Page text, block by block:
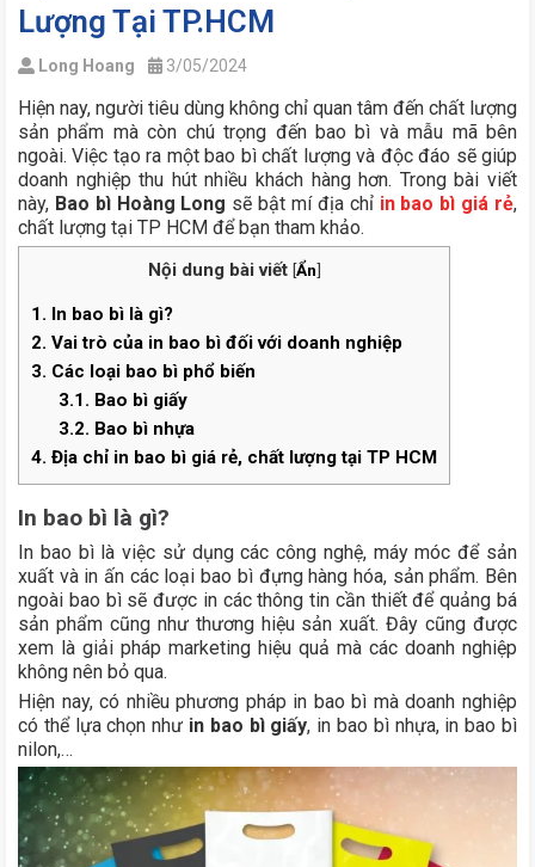
Lượng Tại TP.HCM
Long Hoang 3/05/2024
Hiện nay, người tiêu dùng không chỉ quan tâm đến chất lượng
sản phẩm mà còn chú trọng đến bao bì và mẫu mã bên
ngoài. Việc tạo ra một bao bì chất lượng và độc đáo sẽ giúp
doanh nghiệp thu hút nhiều khách hàng hơn. Trong bài viết
này, Bao bì Hoàng Long sẽ bật mí địa chỉ in bao bì giá rẻ,
chất lượng tại TP HCM để bạn tham khảo.
Nội dung bài viết [Ẩn]
1. In bao bì là gì?
2. Vai trò của in bao bì đối với doanh nghiệp
3. Các loại bao bì phổ biến
3.1. Bao bì giấy
3.2. Bao bì nhựa
4. Địa chỉ in bao bì giá rẻ, chất lượng tại TP HCM
In bao bì là gì?
In bao bì là việc sử dụng các công nghệ, máy móc để sản
xuất và in ấn các loại bao bì đựng hàng hóa, sản phẩm. Bên
ngoài bao bì sẽ được in các thông tin cần thiết để quảng bá
sản phẩm cũng như thương hiệu sản xuất. Đây cũng được
xem là giải pháp marketing hiệu quả mà các doanh nghiệp
không nên bỏ qua.
Hiện nay, có nhiều phương pháp in bao bì mà doanh nghiệp
có thể lựa chọn như in bao bì giấy, in bao bì nhựa, in bao bì
nilon,…